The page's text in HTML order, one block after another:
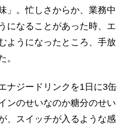
」。忙しさからか、業務中
になることがあった時、エ
ようになったところ、手放
。
ナジードリンクを1日に3缶
ンのせいなのか糖分のせい
、スイッチが入るような感